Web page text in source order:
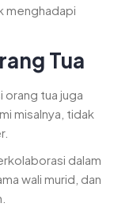
menghadapi
Tua
orang tua juga
misalnya, tidak
dalam
wali murid, dan